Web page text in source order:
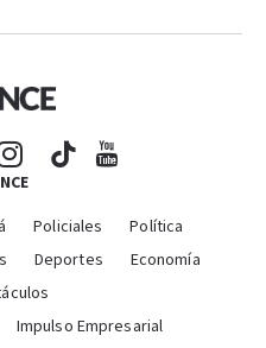
Policiales
Política
Deportes
Economía
Impulso Empresarial